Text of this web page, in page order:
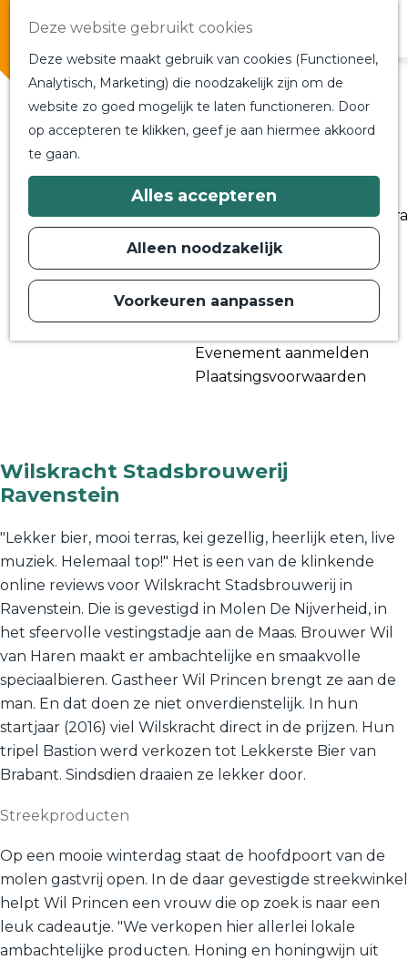
Deze website gebruikt cookies
Deze website maakt gebruik van cookies (Functioneel,
Analytisch, Marketing) die noodzakelijk zijn om de
website zo goed mogelijk te laten functioneren. Door
op accepteren te klikken, geef je aan hiermee akkoord
te gaan.
Alles accepteren
Alleen noodzakelijk
Voorkeuren aanpassen
a
a
a
d
h
o
e
p
a
g
e
In de buurt
Bij ons om de hoek
Alle blogs en vlogs
Ontmoet de bloggers
Plan je bezoek
Toeristische Informatiecentra
Bereikbaarheid
Routes
Evenement aanmelden
Plaatsingsvoorwaarden
Wilskracht Stadsbrouwerij
Ravenstein
"Lekker bier, mooi terras, kei gezellig, heerlijk eten, live
muziek. Helemaal top!" Het is een van de klinkende
online reviews voor Wilskracht Stadsbrouwerij in
Ravenstein. Die is gevestigd in Molen De Nijverheid, in
het sfeervolle vestingstadje aan de Maas. Brouwer Wil
van Haren maakt er ambachtelijke en smaakvolle
speciaalbieren. Gastheer Wil Princen brengt ze aan de
man. En dat doen ze niet onverdienstelijk. In hun
startjaar (2016) viel Wilskracht direct in de prijzen. Hun
tripel Bastion werd verkozen tot Lekkerste Bier van
Brabant. Sindsdien draaien ze lekker door.
Streekproducten
Op een mooie winterdag staat de hoofdpoort van de
molen gastvrij open. In de daar gevestigde streekwinkel
helpt Wil Princen een vrouw die op zoek is naar een
leuk cadeautje. "We verkopen hier allerlei lokale
ambachtelijke producten. Honing en honingwijn uit